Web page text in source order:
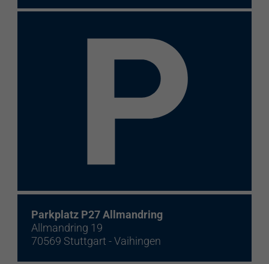
Parkplatz P27 Allmandring
Allmandring 19
70569 Stuttgart - Vaihingen